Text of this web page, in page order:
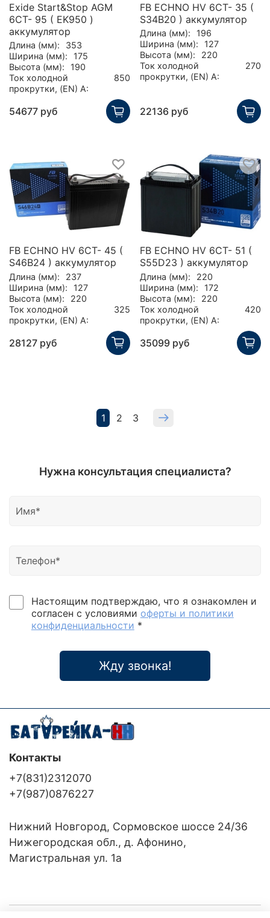
Exide Start&Stop AGM
6СТ- 95 ( EK950 )
аккумулятор
Длина (мм):
353
Ширина (мм):
175
Высота (мм):
190
Ток холодной
прокрутки, (EN) А:
850
54677 руб
FB ECHNO HV 6CT- 35 (
S34B20 ) аккумулятор
Длина (мм):
196
Ширина (мм):
127
Высота (мм):
220
Ток холодной
прокрутки, (EN) А:
270
22136 руб
FB ECHNO HV 6CT- 45 (
S46B24 ) аккумулятор
Длина (мм):
237
Ширина (мм):
127
Высота (мм):
220
Ток холодной
прокрутки, (EN) А:
325
28127 руб
FB ECHNO HV 6CT- 51 (
S55D23 ) аккумулятор
Длина (мм):
220
Ширина (мм):
172
Высота (мм):
220
Ток холодной
прокрутки, (EN) А:
420
35099 руб
1 2 3
Нужна консультация специалиста?
Настоящим подтверждаю, что я ознакомлен и
согласен с условиями оферты и политики
конфиденциальности *
Жду звонка!
Контакты
+7(831)2312070
+7(987)0876227
Нижний Новгород, Сормовское шоссе 24/36
Нижегородская обл., д. Афонино,
Магистральная ул. 1а